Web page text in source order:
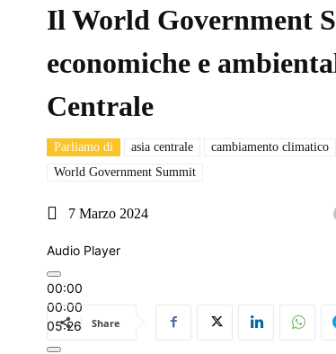
Il World Government
economiche e
Centrale
Parliamo di asia centrale cambiamento climatico
World Government Summit
7 Marzo 2024
Audio Player
00:00
00:00
05:26
Share